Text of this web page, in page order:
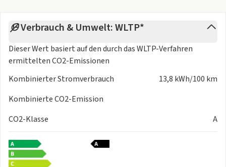
Verbrauch & Umwelt: WLTP*
Dieser Wert basiert auf den durch dasWLTP-Verfahren
ermittelten CO2-Emissionen
Kombinierter Stromverbrauch
13,8 kWh/100 km
Kombinierte CO2-Emission
CO2-Klasse
A